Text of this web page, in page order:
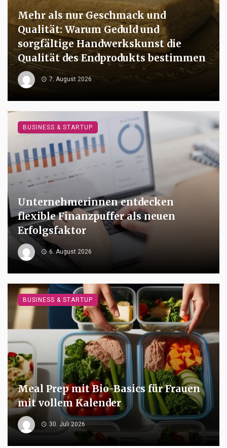
Mehr als nur Geschmack und
Qualität: Warum Geduld und
sorgfältige Handwerkskunst die
Qualität des Endprodukts bestimmen
7. August 2026
Unternehmerinnen entdecken
flexible Finanzpuffer als neuen
Erfolgsfaktor
6. August 2026
BUSINESS & STARTUP
Meal Prep mit Bio-Basics für Frauen
mit vollem Kalender
30. Juli 2026
BUSINESS & STARTUP